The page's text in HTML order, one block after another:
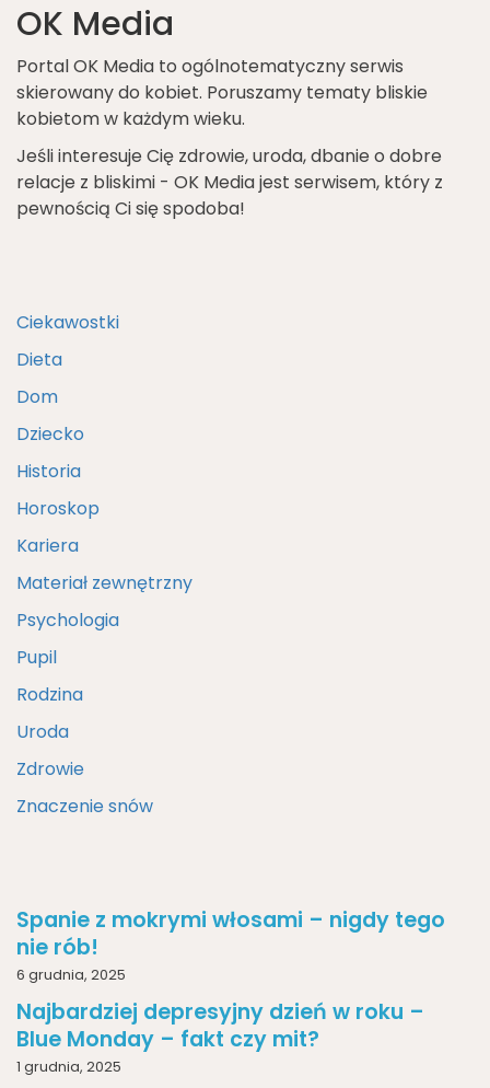
OK Media
Portal OK Media to ogólnotematyczny serwis
skierowany do kobiet. Poruszamy tematy bliskie
kobietom w każdym wieku.
Jeśli interesuje Cię zdrowie, uroda, dbanie o dobre
relacje z bliskimi - OK Media jest serwisem, który z
pewnością Ci się spodoba!
Ciekawostki
Dieta
Dom
Dziecko
Historia
Horoskop
Kariera
Materiał zewnętrzny
Psychologia
Pupil
Rodzina
Uroda
Zdrowie
Znaczenie snów
Spanie z mokrymi włosami – nigdy tego
nie rób!
6 grudnia, 2025
Najbardziej depresyjny dzień w roku –
Blue Monday – fakt czy mit?
1 grudnia, 2025